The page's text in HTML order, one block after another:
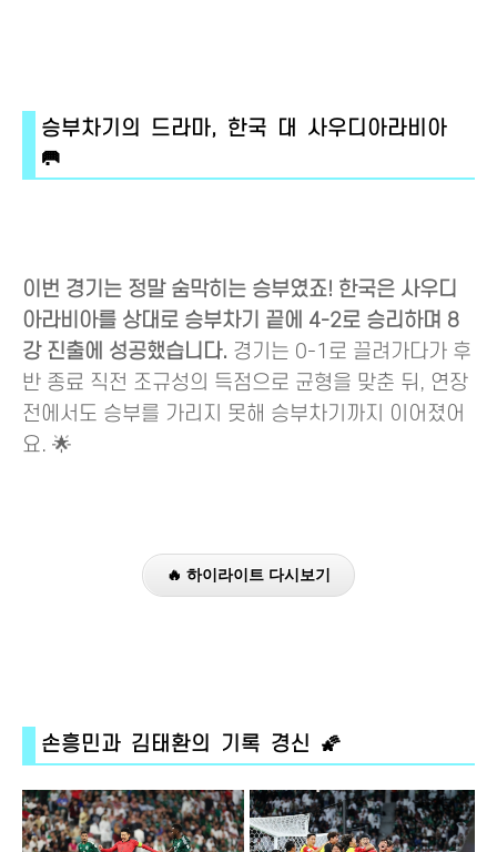
승부차기의 드라마, 한국 대 사우디아라비아
🥅
이번 경기는 정말 숨막히는 승부였죠! 한국은 사우디
아라비아를 상대로 승부차기 끝에 4-2로 승리하며 8
강 진출에 성공했습니다. 경기는 0-1로 끌려가다가 후
반 종료 직전 조규성의 득점으로 균형을 맞춘 뒤, 연장
전에서도 승부를 가리지 못해 승부차기까지 이어졌어
요. 🌟
🔥 하이라이트 다시보기
손흥민과 김태환의 기록 경신 🌠